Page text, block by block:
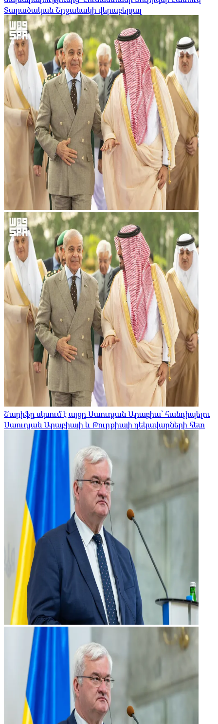
Տարածական Շրջանակի վերաբերյալ
Շարիֆը սկսում է այցը Սաուդյան Արաբիա՝ հանդիպելու
Սաուդյան Արաբիայի և Թուրքիայի ղեկավարների հետ